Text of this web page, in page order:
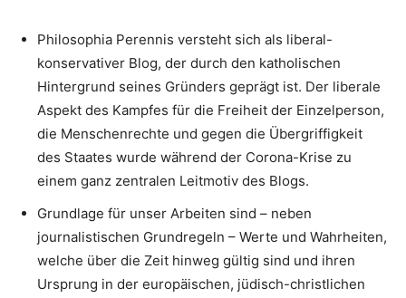
Philosophia Perennis versteht sich als liberal-
konservativer Blog, der durch den katholischen
Hintergrund seines Gründers geprägt ist. Der liberale
Aspekt des Kampfes für die Freiheit der Einzelperson,
die Menschenrechte und gegen die Übergriffigkeit
des Staates wurde während der Corona-Krise zu
einem ganz zentralen Leitmotiv des Blogs.
Grundlage für unser Arbeiten sind – neben
journalistischen Grundregeln – Werte und Wahrheiten,
welche über die Zeit hinweg gültig sind und ihren
Ursprung in der europäischen, jüdisch-christlichen